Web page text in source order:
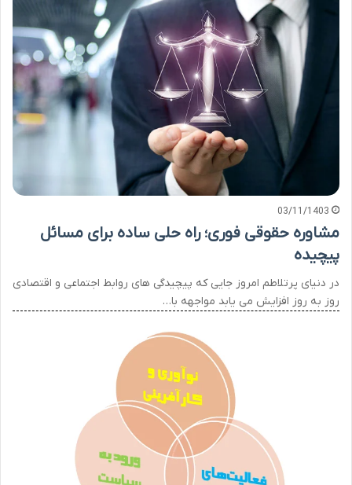
03/11/1403
مشاوره حقوقی فوری؛ راه حلی ساده برای مسائل
پیچیده
در دنیای پرتلاطم امروز جایی که پیچیدگی های روابط اجتماعی و اقتصادی
روز به روز افزایش می یابد مواجهه با…